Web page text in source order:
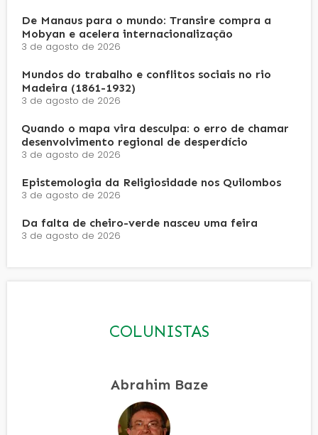
De Manaus para o mundo: Transire compra a
Mobyan e acelera internacionalização
3 de agosto de 2026
Mundos do trabalho e conflitos sociais no rio
Madeira (1861-1932)
3 de agosto de 2026
Quando o mapa vira desculpa: o erro de chamar
desenvolvimento regional de desperdício
3 de agosto de 2026
Epistemologia da Religiosidade nos Quilombos
3 de agosto de 2026
Da falta de cheiro-verde nasceu uma feira
3 de agosto de 2026
COLUNISTAS
Abrahim Baze